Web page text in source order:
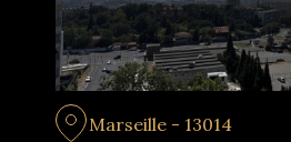
Marseille - 13014